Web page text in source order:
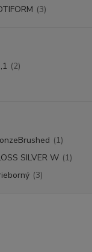
(3)
(2)
(1)
SILVER W (1)
(3)